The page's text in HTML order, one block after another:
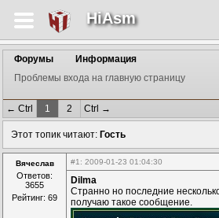
HiAsm
Форумы
Информация
Проблемы входа на главную страницу
← Ctrl 1 2 Ctrl →
Этот топик читают: Гость
Вячеслав
Ответов:
3655
Рейтинг: 69
#1 : 2009-01-23 01:04:30
Dilma
Странно но последние
получаю такое сообщение.